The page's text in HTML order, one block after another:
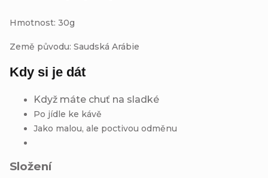
Hmotnost: 30g
Země původu: Saudská Arábie
Kdy si je dát
Když máte chuť na sladké
Po jídle ke kávě
Jako malou, ale poctivou odměnu
Složení